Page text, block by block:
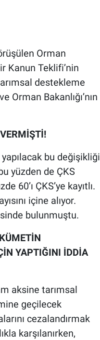
Orman
Kanun Teklifi’nin
destekleme
Bakanlığı’nın
bu değişikliği
yüzden de ÇKS
60’ı ÇKS’ye kayıtlı.
içine alıyor.
bulunmuştu.
YAPTIĞINI İDDİA
aksine tarımsal
geçilecek
cezalandırmak
karşılanırken,